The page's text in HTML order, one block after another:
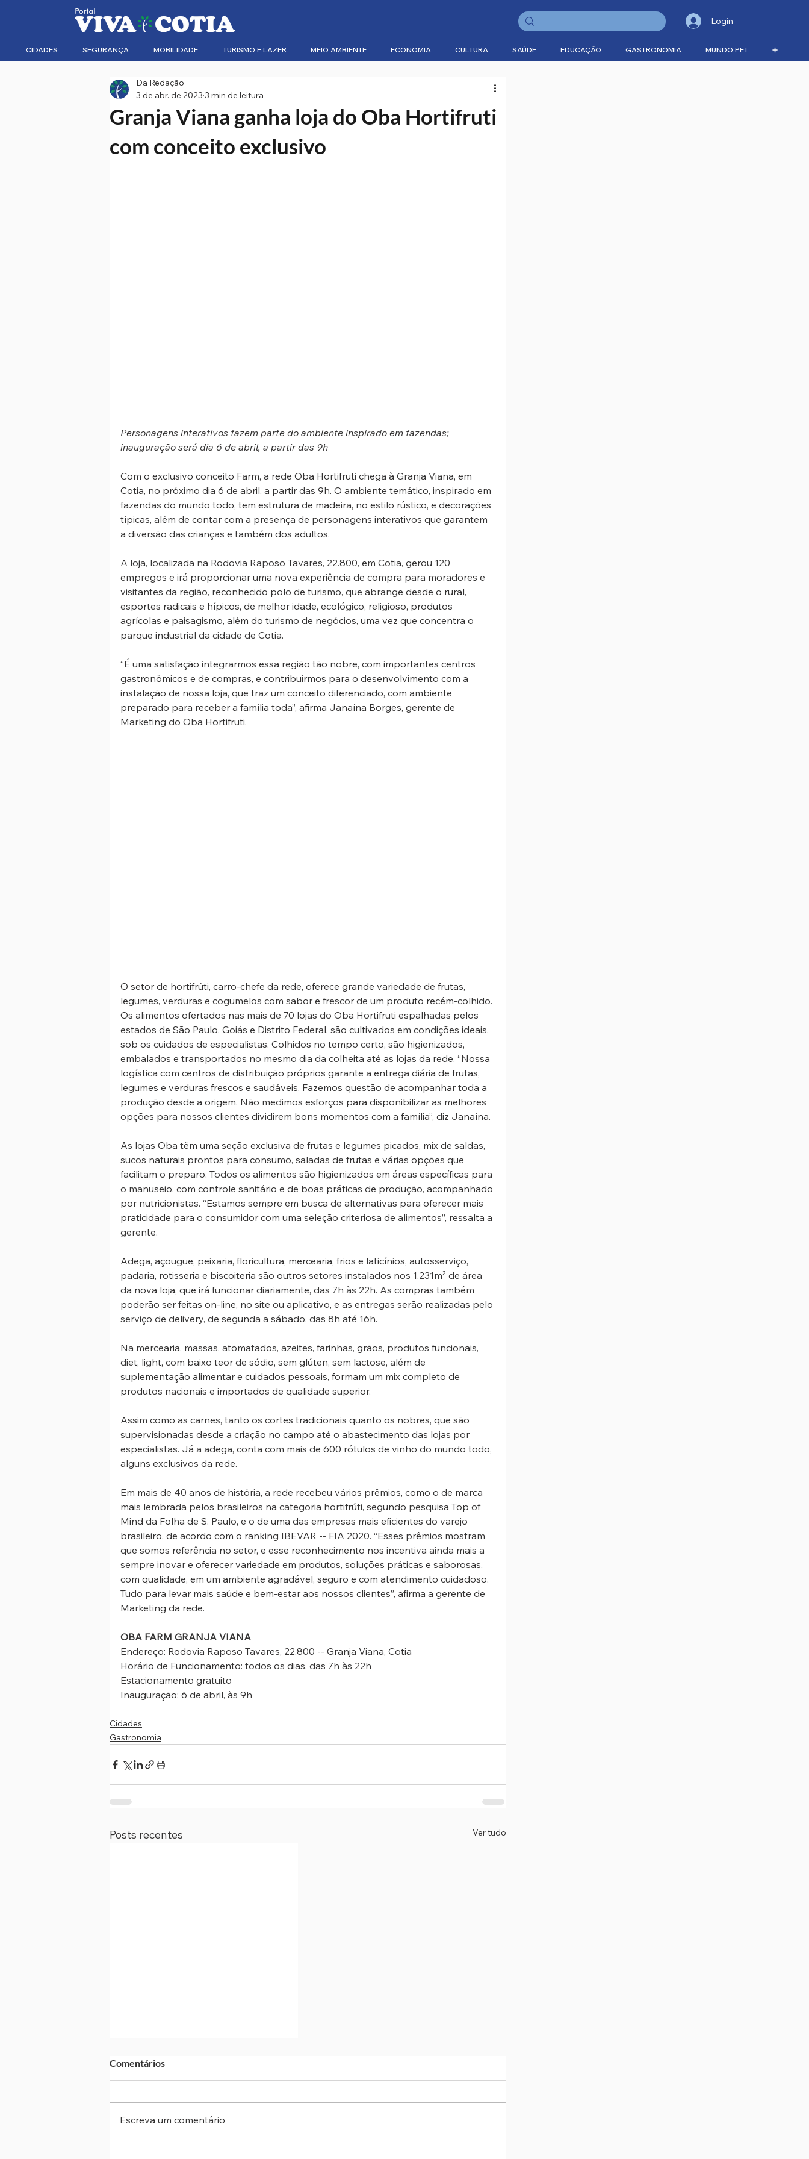
Login
CIDADES SEGURANÇA MOBILIDADE TURISMO E LAZER MEIO AMBIENTE ECONOMIA CULTURA SAÚDE EDUCAÇÃO GASTRONOMIA MUNDO PET ➕
Granja Viana ganha loja do Oba Hortifruti
com conceito exclusivo
Da Redação
3 de abr. de 2023 3 min de leitura
Personagens interativos fazem parte do ambiente inspirado em fazendas;
inauguração será dia 6 de abril, a partir das 9h
Com o exclusivo conceito Farm, a rede Oba Hortifruti chega à Granja Viana, em
Cotia, no próximo dia 6 de abril, a partir das 9h. O ambiente temático, inspirado em
fazendas do mundo todo, tem estrutura de madeira, no estilo rústico, e decorações
típicas, além de contar com a presença de personagens interativos que garantem
a diversão das crianças e também dos adultos.
A loja, localizada na Rodovia Raposo Tavares, 22.800, em Cotia, gerou 120
empregos e irá proporcionar uma nova experiência de compra para moradores e
visitantes da região, reconhecido polo de turismo, que abrange desde o rural,
esportes radicais e hípicos, de melhor idade, ecológico, religioso, produtos
agrícolas e paisagismo, além do turismo de negócios, uma vez que concentra o
parque industrial da cidade de Cotia.
“É uma satisfação integrarmos essa região tão nobre, com importantes centros
gastronômicos e de compras, e contribuirmos para o desenvolvimento com a
instalação de nossa loja, que traz um conceito diferenciado, com ambiente
preparado para receber a família toda”, afirma Janaína Borges, gerente de
Marketing do Oba Hortifruti.
O setor de hortifrúti, carro-chefe da rede, oferece grande variedade de frutas,
legumes, verduras e cogumelos com sabor e frescor de um produto recém-colhido.
Os alimentos ofertados nas mais de 70 lojas do Oba Hortifruti espalhadas pelos
estados de São Paulo, Goiás e Distrito Federal, são cultivados em condições ideais,
sob os cuidados de especialistas. Colhidos no tempo certo, são higienizados,
embalados e transportados no mesmo dia da colheita até as lojas da rede. “Nossa
logística com centros de distribuição próprios garante a entrega diária de frutas,
legumes e verduras frescos e saudáveis. Fazemos questão de acompanhar toda a
produção desde a origem. Não medimos esforços para disponibilizar as melhores
opções para nossos clientes dividirem bons momentos com a família”, diz Janaína.
As lojas Oba têm uma seção exclusiva de frutas e legumes picados, mix de saldas,
sucos naturais prontos para consumo, saladas de frutas e várias opções que
facilitam o preparo. Todos os alimentos são higienizados em áreas específicas para
o manuseio, com controle sanitário e de boas práticas de produção, acompanhado
por nutricionistas. “Estamos sempre em busca de alternativas para oferecer mais
praticidade para o consumidor com uma seleção criteriosa de alimentos”, ressalta a
gerente.
Adega, açougue, peixaria, floricultura, mercearia, frios e laticínios, autosserviço,
padaria, rotisseria e biscoiteria são outros setores instalados nos 1.231m² de área
da nova loja, que irá funcionar diariamente, das 7h às 22h. As compras também
poderão ser feitas on-line, no site ou aplicativo, e as entregas serão realizadas pelo
serviço de delivery, de segunda a sábado, das 8h até 16h.
Na mercearia, massas, atomatados, azeites, farinhas, grãos, produtos funcionais,
diet, light, com baixo teor de sódio, sem glúten, sem lactose, além de
suplementação alimentar e cuidados pessoais, formam um mix completo de
produtos nacionais e importados de qualidade superior.
Assim como as carnes, tanto os cortes tradicionais quanto os nobres, que são
supervisionadas desde a criação no campo até o abastecimento das lojas por
especialistas. Já a adega, conta com mais de 600 rótulos de vinho do mundo todo,
alguns exclusivos da rede.
Em mais de 40 anos de história, a rede recebeu vários prêmios, como o de marca
mais lembrada pelos brasileiros na categoria hortifrúti, segundo pesquisa Top of
Mind da Folha de S. Paulo, e o de uma das empresas mais eficientes do varejo
brasileiro, de acordo com o ranking IBEVAR -- FIA 2020. “Esses prêmios mostram
que somos referência no setor, e esse reconhecimento nos incentiva ainda mais a
sempre inovar e oferecer variedade em produtos, soluções práticas e saborosas,
com qualidade, em um ambiente agradável, seguro e com atendimento cuidadoso.
Tudo para levar mais saúde e bem-estar aos nossos clientes”, afirma a gerente de
Marketing da rede.
OBA FARM GRANJA VIANA
Endereço: Rodovia Raposo Tavares, 22.800 -- Granja Viana, Cotia
Horário de Funcionamento: todos os dias, das 7h às 22h
Estacionamento gratuito
Inauguração: 6 de abril, às 9h
Cidades
Gastronomia
Posts recentes Ver tudo
Comentários
Escreva um comentário